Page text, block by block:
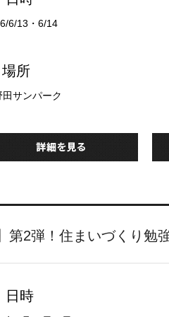
6/13・6/14
場所
田サンパーク
第2弾！住まいづくり勉
日時